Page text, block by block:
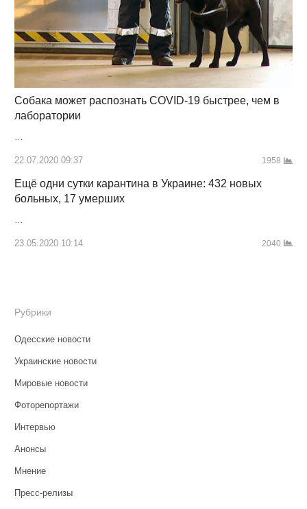
Собака может распознать COVID-19 быстрее, чем в
лаборатории
22.07.2020 09:37 1958
Ещё одни сутки карантина в Украине: 432 новых
больных, 17 умерших
23.05.2020 10:14 2040
Рубрики
Одесские новости
Украинские новости
Мировые новости
Фоторепортажи
Интервью
Анонсы
Мнение
Пресс-релизы